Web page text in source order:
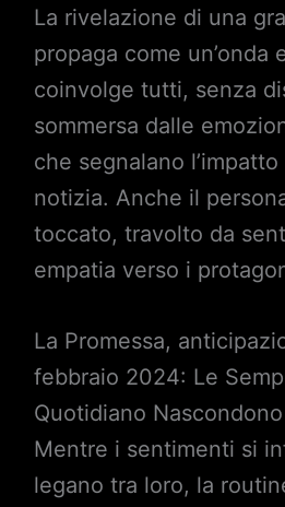
La rivelazione di una
propaga come un’onda
coinvolge tutti, senza
sommersa dalle
che segnalano
notizia. Anche il
toccato, travolto da
empatia verso i
La Promessa,
febbraio 2024: Le
Quotidiano
Mentre i sentimenti si
legano tra loro, la